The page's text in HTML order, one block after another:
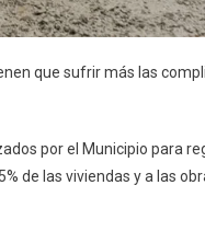
que sufrir más las
por el Municipio para
de las viviendas y a las